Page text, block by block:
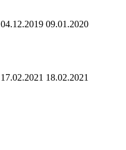
04.12.2019 09.01.2020
17.02.2021 18.02.2021